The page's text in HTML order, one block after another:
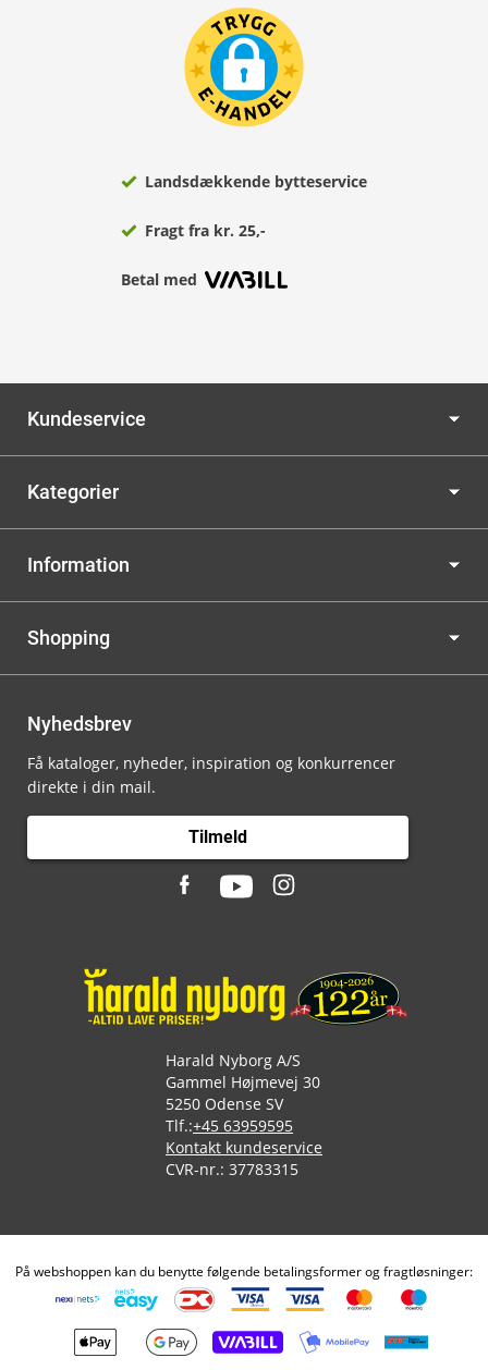
Landsdækkende bytteservice
Fragt fra kr. 25,-
Betal med
Kundeservice
Kategorier
Information
Shopping
Nyhedsbrev
Få kataloger, nyheder, inspiration og konkurrencer
direkte i din mail.
Tilmeld
Harald Nyborg A/S
Gammel Højmevej 30
5250 Odense SV
Tlf.:+45 63959595
Kontakt kundeservice
CVR-nr.: 37783315
På webshoppen kan du benytte følgende betalingsformer og fragtløsninger: